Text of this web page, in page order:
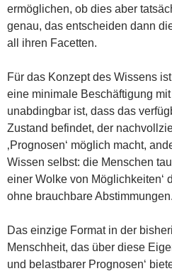
ermöglichen, ob dies aber
genau, das entscheiden dann
all ihren Facetten.
Für das Konzept des Wissens
eine minimale Beschäftigung
unabdingbar ist, dass das
Zustand befindet, der
‚Prognosen‘ möglich macht,
Wissen selbst: die Menschen
einer Wolke von Möglichkeiten‘
ohne brauchbare Abstimmungen.
Das einzige Format in der
Menschheit, das über diese
und belastbarer Prognosen‘